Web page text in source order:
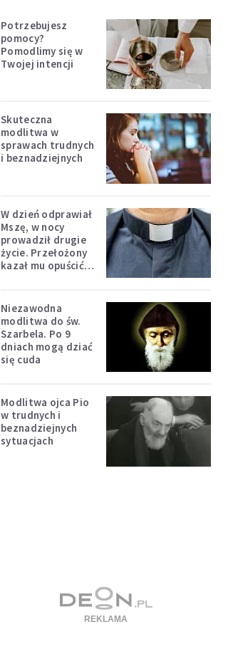
Potrzebujesz
pomocy?
Pomodlimy się w
Twojej intencji
Skuteczna
modlitwa w
sprawach trudnych
i beznadziejnych
W dzień odprawiał
Mszę, w nocy
prowadził drugie
życie. Przełożony
kazał mu opuścić
Niezawodna
modlitwa do św.
Szarbela. Po 9
dniach mogą dziać
się cuda
Modlitwa ojca Pio
w trudnych i
beznadziejnych
sytuacjach